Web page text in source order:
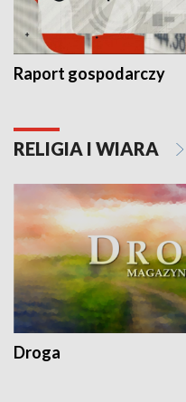
Raport gospodarczy
RELIGIA I WIARA
Droga